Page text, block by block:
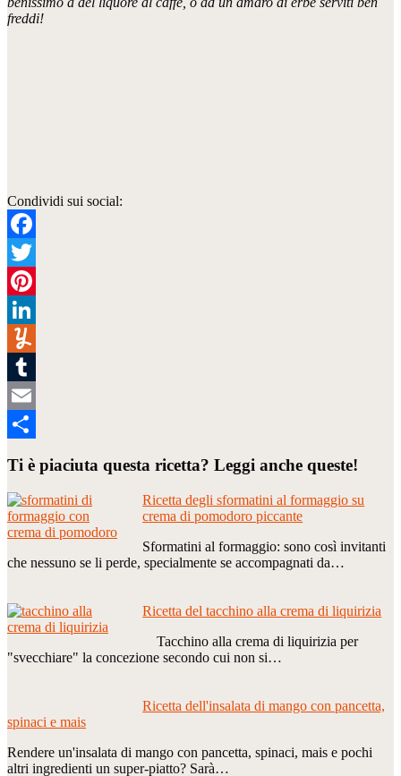
freddi!
Condividi sui social:
Facebook
Twitter
Pinterest
LinkedIn
Yummly
Tumblr
Email
Ti è piaciuta questa ricetta? Leggi anche queste!
Ricetta degli sformatini al formaggio su
crema di pomodoro piccante
Sformatini al formaggio: sono così invitanti
che nessuno se li perde, specialmente se accompagnati da…
Ricetta del tacchino alla crema di liquirizia
Tacchino alla crema di liquirizia per
"svecchiare" la concezione secondo cui non si…
Ricetta dell'insalata di mango con pancetta,
spinaci e mais
Rendere un'insalata di mango con pancetta, spinaci, mais e pochi
altri ingredienti un super-piatto? Sarà…